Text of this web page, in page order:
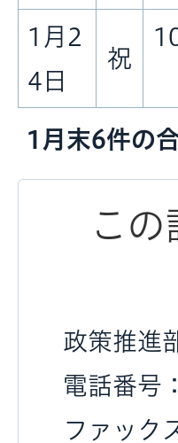
1月2
4日
祝
1月末6件の
こ
政策推進
電話番号：
ファック